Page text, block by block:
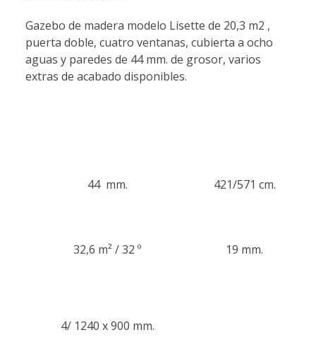
Gazebo de madera modelo Lisette de 20,3 m2 ,
puerta doble, cuatro ventanas, cubierta a ocho
aguas y paredes de 44 mm. de grosor, varios
extras de acabado disponibles.
44 mm. 421/571 cm.
32,6 m² / 32 º 19 mm.
4/ 1240 x 900 mm.